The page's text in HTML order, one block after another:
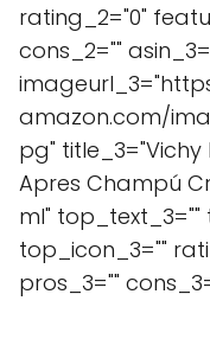
rating_2="0"
cons_2=""
amazon.com/
pg"
Apres Champú
ml"
top_icon_3=""
pros_3=""